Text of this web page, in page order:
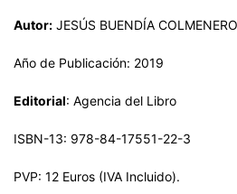
Autor: JESÚS BUENDÍA COLMENERO
Año de Publicación: 2019
Editorial: Agencia del Libro
ISBN-13: 978-84-17551-22-3
PVP: 12 Euros (IVA Incluido).